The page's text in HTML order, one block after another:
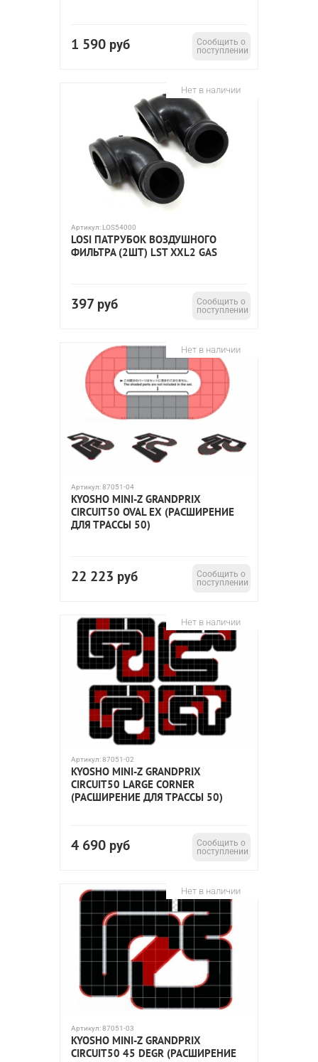
1 590 руб
Сообщить о
поступлении
Нет в наличии
Артикул: LOS54000
LOSI ПАТРУБОК ВОЗДУШНОГО
ФИЛЬТРА (2ШТ) LST XXL2 GAS
397 руб
Сообщить о
поступлении
Нет в наличии
Артикул:87051-04
KYOSHO MINI-Z GRANDPRIX
CIRCUIT50 OVAL EX (РАСШИРЕНИЕ
ДЛЯ ТРАССЫ 50)
22 223 руб
Сообщить о
поступлении
Нет в наличии
Артикул:87051-02
KYOSHO MINI-Z GRANDPRIX
CIRCUIT50 LARGE CORNER
(РАСШИРЕНИЕ ДЛЯ ТРАССЫ 50)
4 690 руб
Сообщить о
поступлении
Нет в наличии
Артикул:87051-03
KYOSHO MINI-Z GRANDPRIX
CIRCUIT50 45 DEGR (РАСШИРЕНИЕ